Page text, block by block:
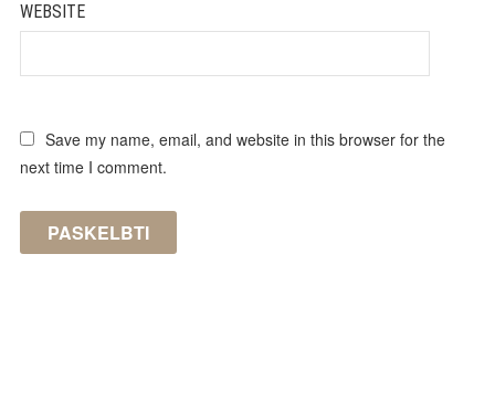
WEBSITE
Save my name, email, and website in this browser for the
next time I comment.